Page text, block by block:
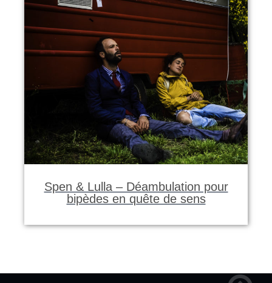
Spen & Lulla – Déambulation pour
bipèdes en quête de sens